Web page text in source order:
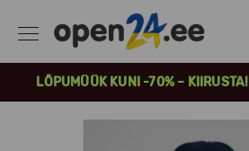
LÕPUMÜÜK KUNI -70% – KIIRUSTA!